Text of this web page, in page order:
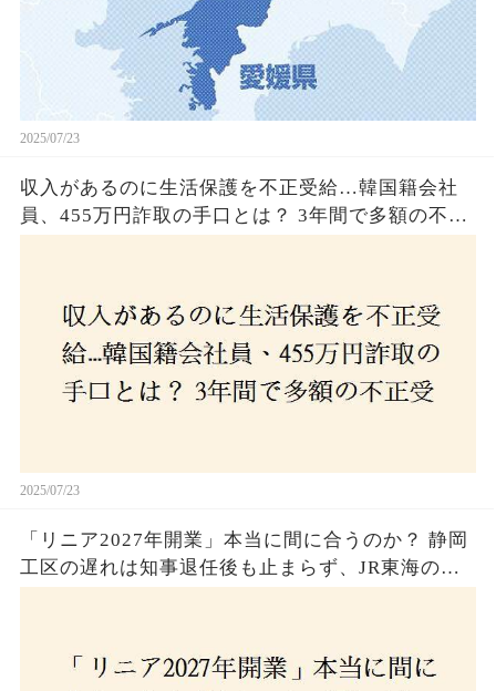
2025/07/23
収入があるのに生活保護を不正受給…韓国籍会社
員、455万円詐取の手口とは？ 3年間で多額の不正
2025/07/23
「リニア2027年開業」本当に間に合うのか？ 静岡
工区の遅れは知事退任後も止まらず、JR東海のず